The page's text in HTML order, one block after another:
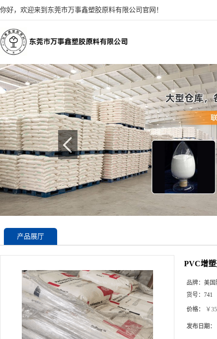
你好，欢迎来到东莞市万事鑫塑胶原料有限公司官网！
产品展厅
PVC增
品牌： 美国
货号： 741
价格： ￥
发布日期：